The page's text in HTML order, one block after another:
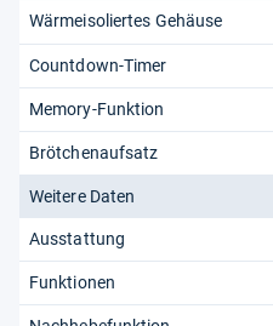
Wärmeisoliertes Gehäuse
Countdown-Timer
Memory-Funktion
Brötchenaufsatz
Weitere Daten
Ausstattung
Funktionen